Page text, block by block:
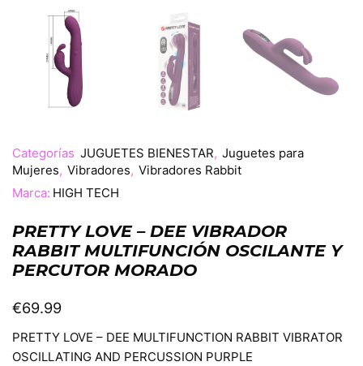
Categorías JUGUETES BIENESTAR, Juguetes para
Mujeres, Vibradores, Vibradores Rabbit
Marca: HIGH TECH
PRETTY LOVE – DEE VIBRADOR
RABBIT MULTIFUNCIÓN OSCILANTE Y
PERCUTOR MORADO
€69.99
PRETTY LOVE – DEE MULTIFUNCTION RABBIT VIBRATOR
OSCILLATING AND PERCUSSION PURPLE